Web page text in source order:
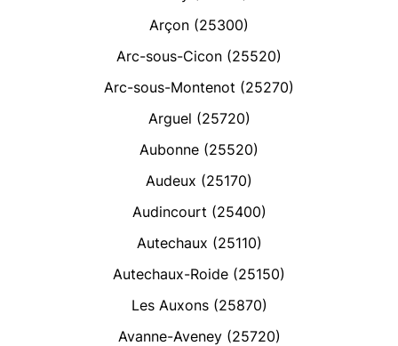
Arçon (25300)
Arc-sous-Cicon (25520)
Arc-sous-Montenot (25270)
Arguel (25720)
Aubonne (25520)
Audeux (25170)
Audincourt (25400)
Autechaux (25110)
Autechaux-Roide (25150)
Les Auxons (25870)
Avanne-Aveney (25720)